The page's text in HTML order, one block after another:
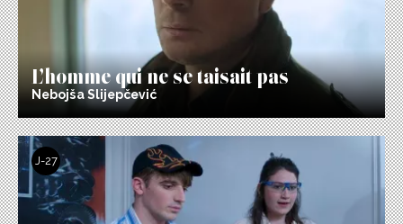
L’homme qui ne se taisait pas
Nebojša Slijepčević
J-27